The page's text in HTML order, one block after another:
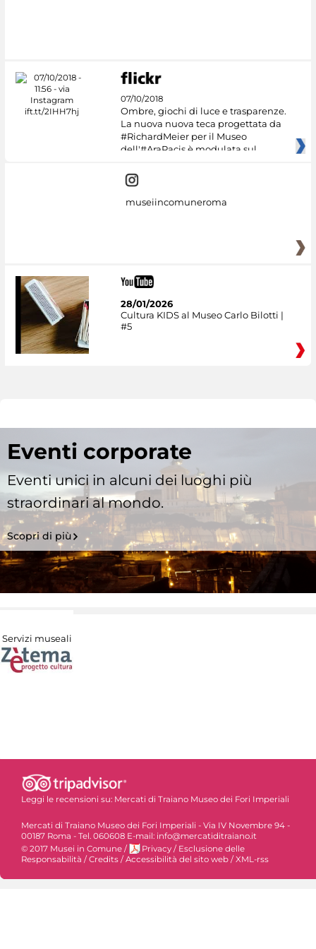
07/10/2018
Ombre, giochi di luce e trasparenze.
La nuova nuova teca progettata da
#RichardMeier per il Museo
dell'#AraPacis è modulata sul
museiincomuneroma
28/01/2026
Cultura KIDS al Museo Carlo Bilotti |
#5
Eventi corporate
Eventi unici in alcuni dei luoghi più
straordinari al mondo.
Scopri di più
Servizi museali
Leggi le recensioni su: Mercati di Traiano Museo dei Fori Imperiali
Mercati di Traiano Museo dei Fori Imperiali - Via IV Novembre 94 -
00187 Roma - Tel. 060608 E-mail: info@mercatiditraiano.it
© 2017 Musei in Comune / Privacy / Esclusione delle
Responsabilità / Credits / Accessibilità del sito web / XML-rss